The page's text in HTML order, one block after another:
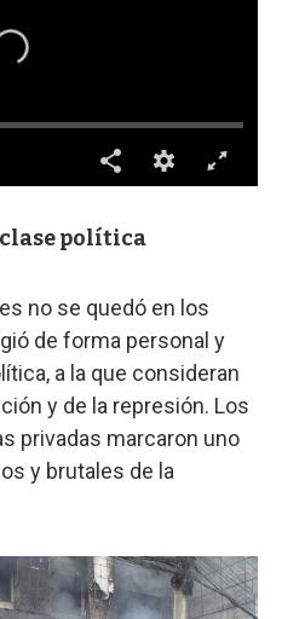
política
no se quedó en los
de forma personal y
a la que consideran
y de la represión. Los
privadas marcaron uno
y brutales de la